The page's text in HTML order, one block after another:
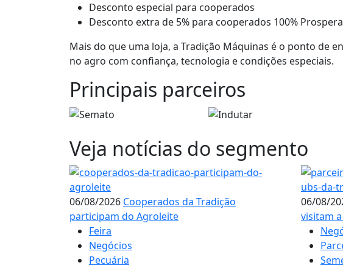
Desconto especial para cooperados
Desconto extra de 5% para cooperados 100%
Mais do que uma loja, a Tradição Máquinas é o ponto de
no agro com confiança, tecnologia e condições especiais.
Principais parceiros
Veja notícias do segmento
06/08/2026 Cooperados da Tradição
participam do Agroleite
Feira
Negócios
Pecuária
06/08/
visitam